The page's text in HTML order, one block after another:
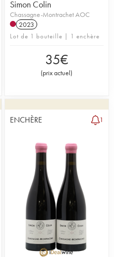
Simon Colin
Chassagne-Montrachet AOC
2023
Lot de 1 bouteille | 1 enchère
35€
(prix actuel)
ENCHÈRE 1